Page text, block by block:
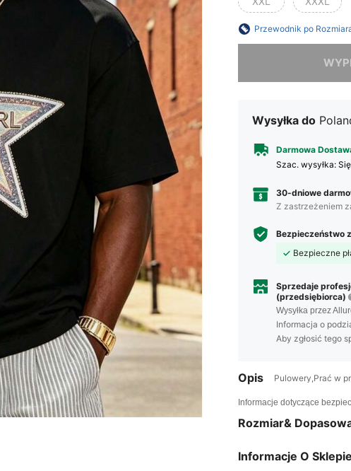
Przewodnik po
Wysyłka do
Darmowa
Szac. wysyłka:
30-dniowe
Z zastrzeżeniem
Bezpieczeństwo
Bezpieczne
Sprzedaje
(przedsiębiorca)
Wysyłka przez
Informacja o
Aby zgłosić tego
Opis Pulowery,Prać w
Informacje dotyczące
Rozmiar&
Informacje O Sklepie